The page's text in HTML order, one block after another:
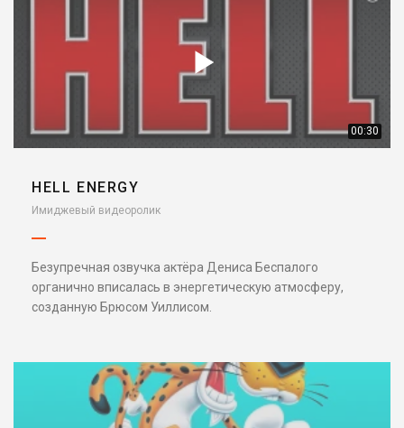
00:30
HELL ENERGY
Имиджевый видеоролик
Безупречная озвучка актёра Дениса Беспалого
органично вписалась в энергетическую атмосферу,
созданную Брюсом Уиллисом.